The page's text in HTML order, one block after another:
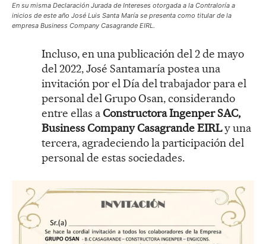
En su misma Declaración Jurada de Intereses otorgada a la Contraloría a
inicios de este año José Luis Santa María se presenta como titular de la
empresa Business Company Casagrande EIRL.
Incluso, en una publicación del 2 de mayo
del 2022, José Santamaría postea una
invitación por el Día del trabajador para el
personal del Grupo Osan, considerando
entre ellas aConstructora Ingenper SAC,
Business Company Casagrande EIRLy una
tercera, agradeciendo la participación del
personal de estas sociedades.